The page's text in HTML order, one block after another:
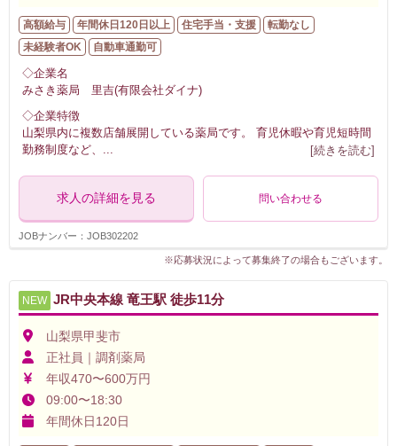
高額給与 年間休日120日以上 住宅手当・支援
転勤なし
未経験者OK
自動車通勤可
◇企業名
みさき薬局 里吉(有限会社ダイナ)
◇企業特徴
山梨県内に複数店舗展開している薬局です。 育児休暇や育児短時間
勤務制度など、 ... [続きを読む]
求人の詳細を見る 問い合わせる
JOBナンバー：JOB302202
※応募状況によって募集終了の場合もございます。
NEW JR中央本線 竜王駅 徒歩11分
山梨県甲斐市
正社員｜調剤薬局
年収470〜600万円
09:00〜18:30
年間休日120日